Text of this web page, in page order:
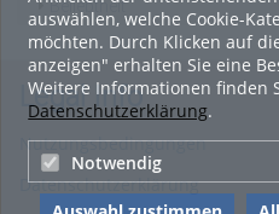
auswählen, welche Cookie-
möchten. Durch Klicken auf
anzeigen" erhalten Sie eine
Weitere Informationen finden
Datenschutzerklärung.
Notwendig
Beliebtheit
Legal Info
Nutzungsbedingungen
Datenschutzerklärung